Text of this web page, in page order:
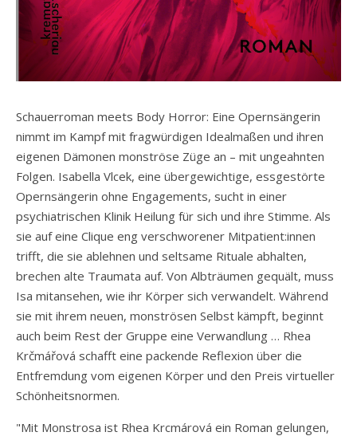
Schauerroman meets Body Horror: Eine Opernsängerin
nimmt im Kampf mit fragwürdigen Idealmaßen und ihren
eigenen Dämonen monströse Züge an – mit ungeahnten
Folgen. Isabella Vlcek, eine übergewichtige, essgestörte
Opernsängerin ohne Engagements, sucht in einer
psychiatrischen Klinik Heilung für sich und ihre Stimme. Als
sie auf eine Clique eng verschworener Mitpatient:innen
trifft, die sie ablehnen und seltsame Rituale abhalten,
brechen alte Traumata auf. Von Albträumen gequält, muss
Isa mitansehen, wie ihr Körper sich verwandelt. Während
sie mit ihrem neuen, monströsen Selbst kämpft, beginnt
auch beim Rest der Gruppe eine Verwandlung … Rhea
Krčmářová schafft eine packende Reflexion über die
Entfremdung vom eigenen Körper und den Preis virtueller
Schönheitsnormen.
"Mit Monstrosa ist Rhea Krcmárová ein Roman gelungen,